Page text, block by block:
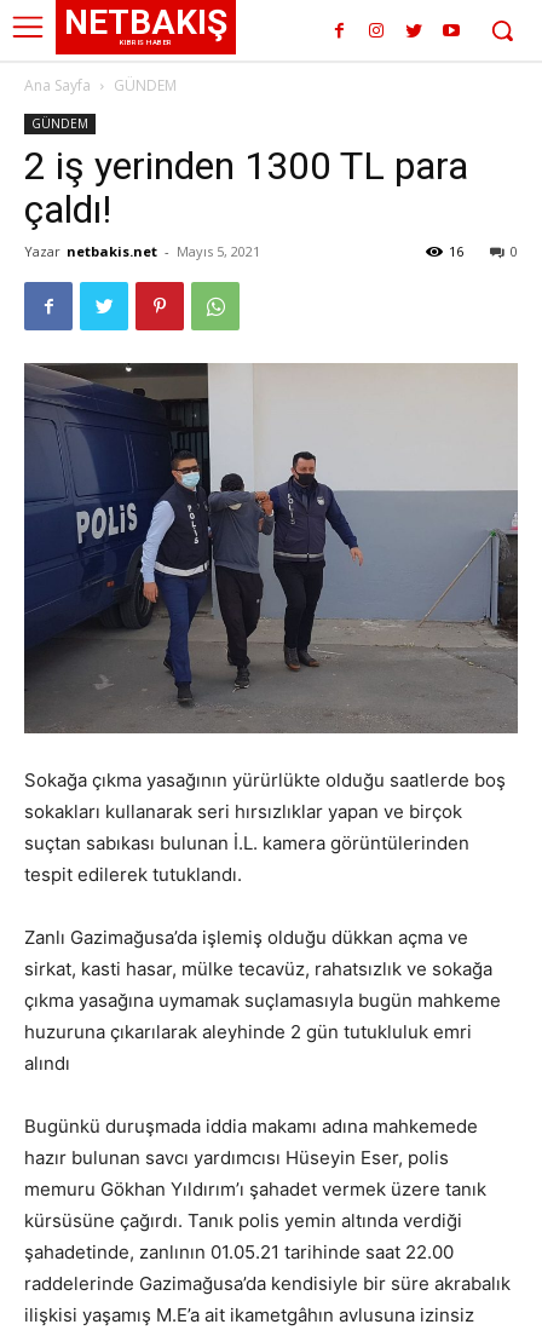
NETBAKIŞ
KIBRIS HABER
Ana Sayfa GÜNDEM
GÜNDEM
2 iş yerinden 1300 TL para
çaldı!
Yazar netbakis.net - Mayıs 5, 2021 0
16
Sokağa çıkma yasağının yürürlükte olduğu saatlerde boş
sokakları kullanarak seri hırsızlıklar yapan ve birçok
suçtan sabıkası bulunan İ.L. kamera görüntülerinden
tespit edilerek tutuklandı.
Zanlı Gazimağusa’da işlemiş olduğu dükkan açma ve
sirkat, kasti hasar, mülke tecavüz, rahatsızlık ve sokağa
çıkma yasağına uymamak suçlamasıyla bugün mahkeme
huzuruna çıkarılarak aleyhinde 2 gün tutukluluk emri
alındı
Bugünkü duruşmada iddia makamı adına mahkemede
hazır bulunan savcı yardımcısı Hüseyin Eser, polis
memuru Gökhan Yıldırım’ı şahadet vermek üzere tanık
kürsüsüne çağırdı. Tanık polis yemin altında verdiği
şahadetinde, zanlının 01.05.21 tarihinde saat 22.00
raddelerinde Gazimağusa’da kendisiyle bir süre akrabalık
ilişkisi yaşamış M.E’a ait ikametgâhın avlusuna izinsiz